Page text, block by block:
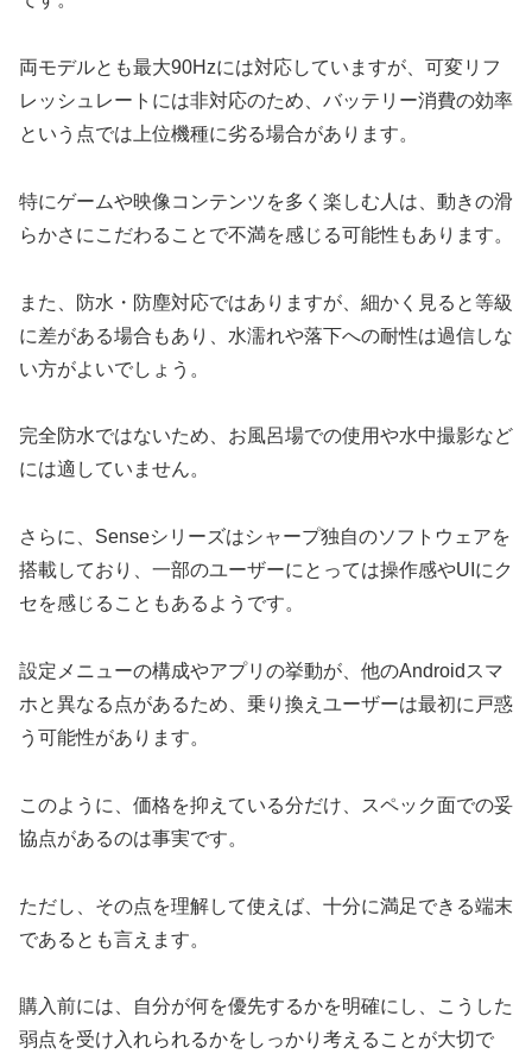
両モデルとも最大90Hzには対応していますが、可変リフ
レッシュレートには非対応のため、バッテリー消費の効率
という点では上位機種に劣る場合があります。
特にゲームや映像コンテンツを多く楽しむ人は、動きの滑
らかさにこだわることで不満を感じる可能性もあります。
また、防水・防塵対応ではありますが、細かく見ると等級
に差がある場合もあり、水濡れや落下への耐性は過信しな
い方がよいでしょう。
完全防水ではないため、お風呂場での使用や水中撮影など
には適していません。
さらに、Senseシリーズはシャープ独自のソフトウェアを
搭載しており、一部のユーザーにとっては操作感やUIにク
セを感じることもあるようです。
設定メニューの構成やアプリの挙動が、他のAndroidスマ
ホと異なる点があるため、乗り換えユーザーは最初に戸惑
う可能性があります。
このように、価格を抑えている分だけ、スペック面での妥
協点があるのは事実です。
ただし、その点を理解して使えば、十分に満足できる端末
であるとも言えます。
購入前には、自分が何を優先するかを明確にし、こうした
弱点を受け入れられるかをしっかり考えることが大切で